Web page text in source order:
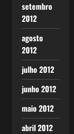
setembro
2012
agosto
2012
julho 2012
junho 2012
maio 2012
abril 2012